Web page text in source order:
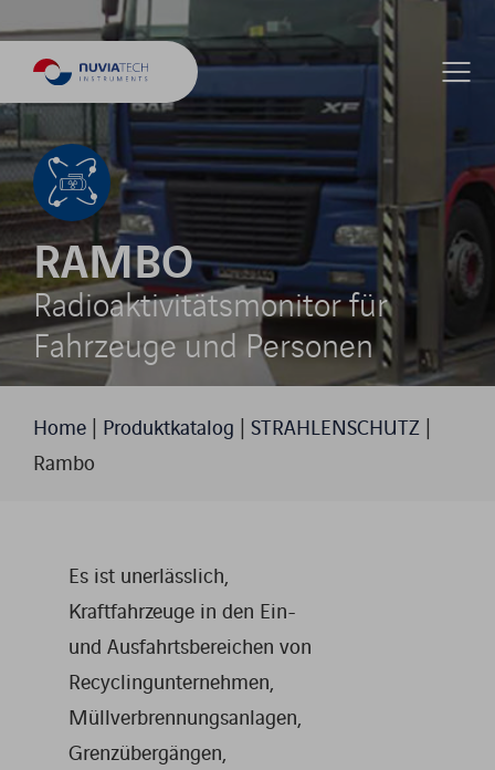
RAMBO
Radioaktivitätsmonitor für
Fahrzeuge und Personen
Home | Produktkatalog | STRAHLENSCHUTZ |
Rambo
Es ist unerlässlich,
Kraftfahrzeuge in den Ein-
und Ausfahrtsbereichen von
Recyclingunternehmen,
Müllverbrennungsanlagen,
Grenzübergängen,